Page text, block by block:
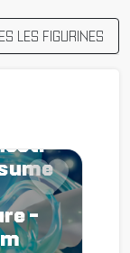
LES FIGURINES
-